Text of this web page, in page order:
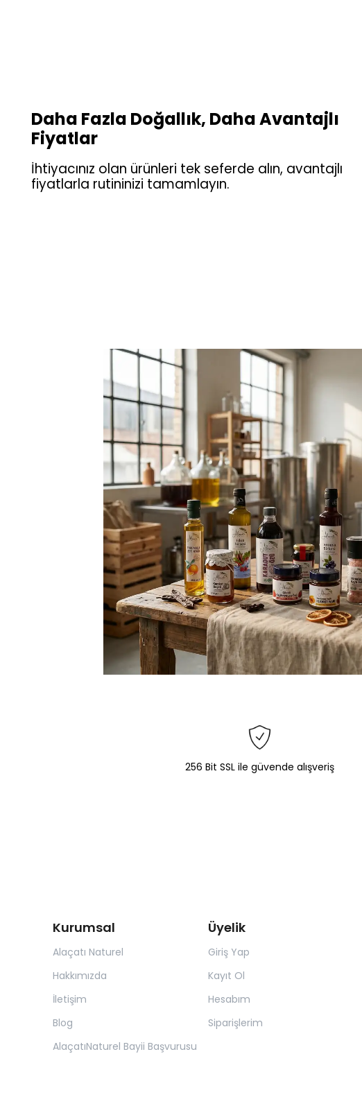
Daha Fazla Doğallık, Daha Avantajlı
Fiyatlar
İhtiyacınız olan ürünleri tek seferde alın, avantajlı
fiyatlarla rutininizi tamamlayın.
256 Bit SSL ile güvende alışveriş
Kurumsal
Alaçatı Naturel
Hakkımızda
İletişim
Blog
AlaçatıNaturel Bayii Başvurusu
Üyelik
Giriş Yap
Kayıt Ol
Hesabım
Siparişlerim